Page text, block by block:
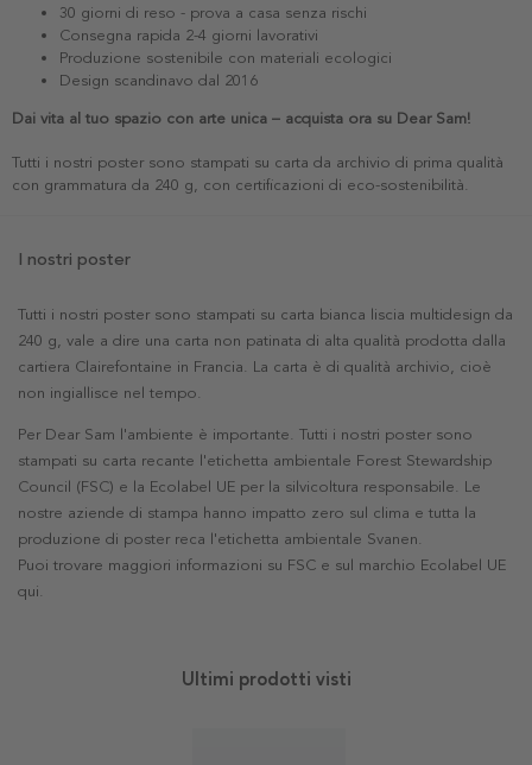
30 giorni di reso - prova a casa senza rischi
Consegna rapida 2-4 giorni lavorativi
Produzione sostenibile con materiali ecologici
Design scandinavo dal 2016
Dai vita al tuo spazio con arte unica – acquista ora su Dear Sam!
Tutti i nostri poster sono stampati su carta da archivio di prima qualità
con grammatura da 240 g, con certificazioni di eco-sostenibilità.
I nostri poster
Tutti i nostri poster sono stampati su carta bianca liscia multidesign da
240 g, vale a dire una carta non patinata di alta qualità prodotta dalla
cartiera Clairefontaine in Francia. La carta è di qualità archivio, cioè
non ingiallisce nel tempo.
Per Dear Sam l'ambiente è importante. Tutti i nostri poster sono
stampati su carta recante l'etichetta ambientale Forest Stewardship
Council (FSC) e la Ecolabel UE per la silvicoltura responsabile. Le
nostre aziende di stampa hanno impatto zero sul clima e tutta la
produzione di poster reca l'etichetta ambientale Svanen.
Puoi trovare maggiori informazioni su FSC e sul marchio Ecolabel UE
qui.
Ultimi prodotti visti